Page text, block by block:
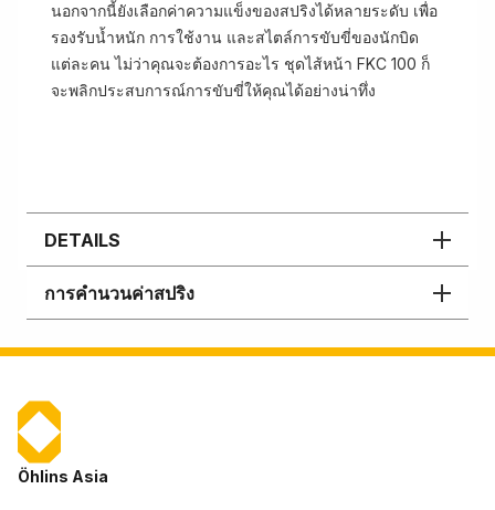
นอกจากนี้ยังเลือกค่าความแข็งของสปริงได้หลายระดับ เพื่อ
รองรับน้ำหนัก การใช้งาน และสไตล์การขับขี่ของนักบิด
แต่ละคน ไม่ว่าคุณจะต้องการอะไร ชุดไส้หน้า FKC 100 ก็
จะพลิกประสบการณ์การขับขี่ให้คุณได้อย่างน่าทึ่ง
DETAILS
การคำนวนค่าสปริง
Öhlins Asia